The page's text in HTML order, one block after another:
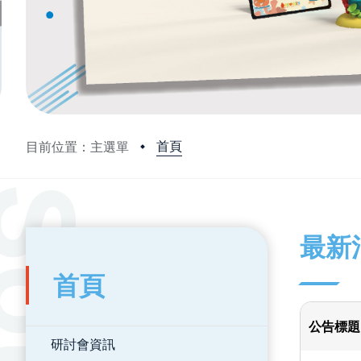
目前位置：主選單 首頁
:::
首頁
研討會資訊
最新
公告標題